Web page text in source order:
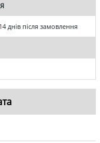
днів після замовлення